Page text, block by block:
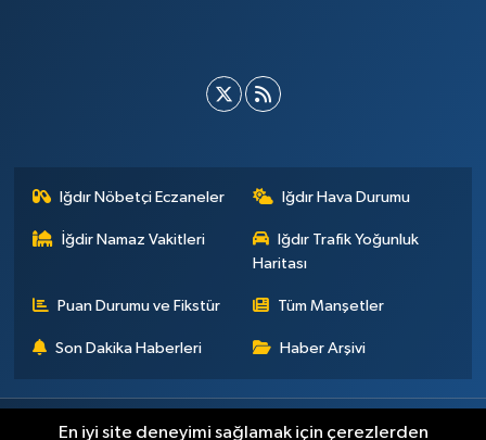
Iğdır Nöbetçi Eczaneler Iğdır Hava Durumu
İğdir Namaz Vakitleri
Iğdır Trafik Yoğunluk
Haritası
Puan Durumu ve Fikstür Tüm Manşetler
Son Dakika Haberleri Haber Arşivi
Künye İletişim Çerez Politikası Gizlilik ilkeleri
En iyi site deneyimi sağlamak için çerezlerden